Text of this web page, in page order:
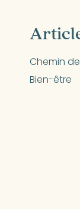
Chemin
Bien-être